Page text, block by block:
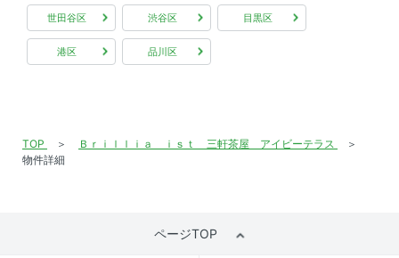
世田谷区 渋谷区 目黒区
港区 品川区
TOP
Ｂｒｉｌｌｉａ ｉｓｔ 三軒茶屋 アイビーテラス
物件詳細
ページTOP